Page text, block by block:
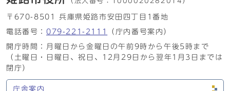
〒670-8501 兵庫県姫路市安田四丁目1番地
電話番号： 079-221-2111
（庁内番号案内）
開庁時間：月曜日から金曜日の午前9時から午後5時まで
（土曜日・日曜日、祝日、12月29日から翌年1月3日までは
閉庁）
庁舎案内